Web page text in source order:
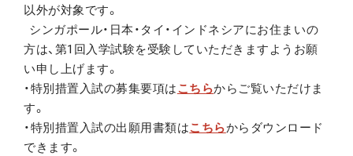
以外が対象です。
シンガポール・日本・タイ・インドネシアにお住まいの
方は、第1 回入学試験を受験していただきますようお願
い申し上げます。
・特別措置入試の募集要項はこちらからご覧いただけま
す。
・特別措置入試の出願用書類はこちらからダウンロード
できます。